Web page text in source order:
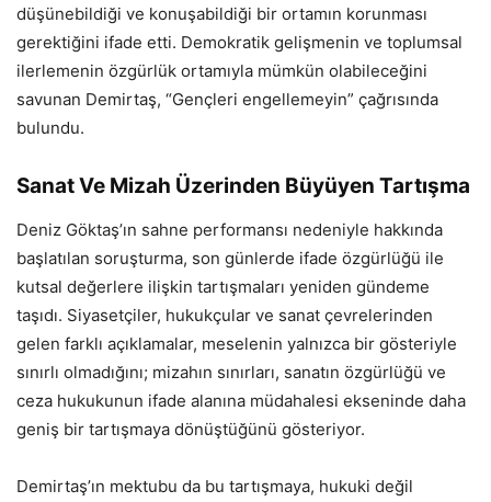
düşünebildiği ve konuşabildiği bir ortamın korunması
gerektiğini ifade etti. Demokratik gelişmenin ve toplumsal
ilerlemenin özgürlük ortamıyla mümkün olabileceğini
savunan Demirtaş, “Gençleri engellemeyin” çağrısında
bulundu.
Sanat Ve Mizah Üzerinden Büyüyen Tartışma
Deniz Göktaş’ın sahne performansı nedeniyle hakkında
başlatılan soruşturma, son günlerde ifade özgürlüğü ile
kutsal değerlere ilişkin tartışmaları yeniden gündeme
taşıdı. Siyasetçiler, hukukçular ve sanat çevrelerinden
gelen farklı açıklamalar, meselenin yalnızca bir gösteriyle
sınırlı olmadığını; mizahın sınırları, sanatın özgürlüğü ve
ceza hukukunun ifade alanına müdahalesi ekseninde daha
geniş bir tartışmaya dönüştüğünü gösteriyor.
Demirtaş’ın mektubu da bu tartışmaya, hukuki değil